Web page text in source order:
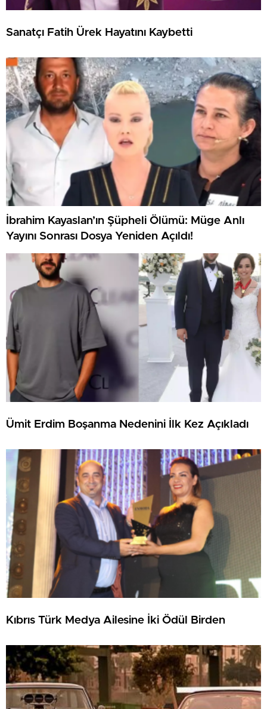
Sanatçı Fatih Ürek Hayatını Kaybetti
İbrahim Kayaslan’ın Şüpheli Ölümü: Müge Anlı
Yayını Sonrası Dosya Yeniden Açıldı!
Ümit Erdim Boşanma Nedenini İlk Kez Açıkladı
Kıbrıs Türk Medya Ailesine İki Ödül Birden